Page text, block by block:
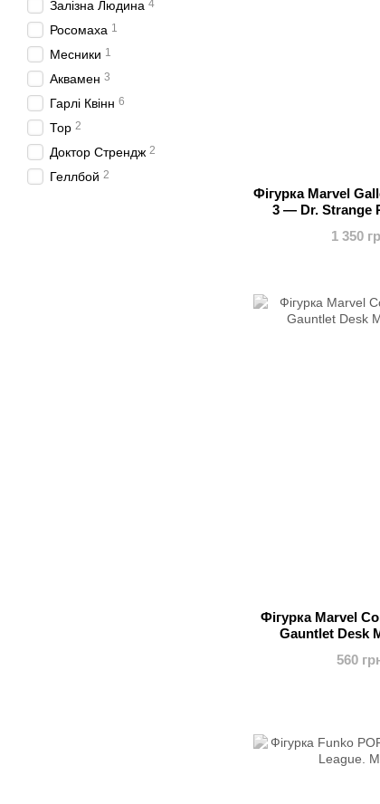
Фігурка Marvel
3 — Dr. Strange
1 350
Фігурка Marvel
Gauntlet Desk
560
Залізна Людина 4
Росомаха 1
Месники 1
Аквамен 3
Гарлі Квінн 6
Тор 2
Доктор Стрендж 2
Геллбой 2